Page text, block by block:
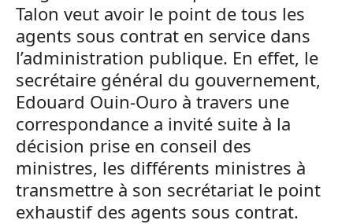
Talon veut avoir le point de tous les
agents sous contrat en service dans
l’administration publique. En effet, le
secrétaire général du gouvernement,
Edouard Ouin-Ouro à travers une
correspondance a invité suite à la
décision prise en conseil des
ministres, les différents ministres à
transmettre à son secrétariat le point
exhaustif des agents sous contrat.